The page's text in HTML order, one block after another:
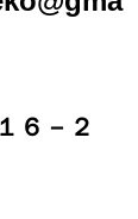
６－２